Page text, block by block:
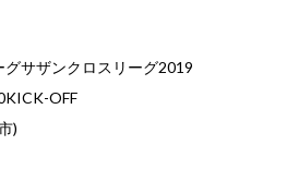
グサザンクロスリーグ2019
OFF
)